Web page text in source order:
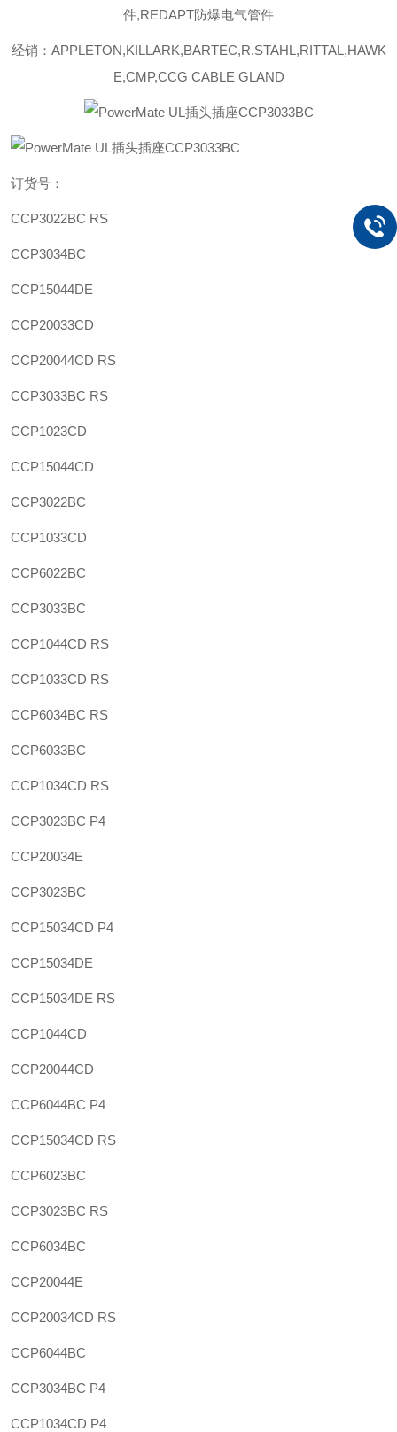
件,REDAPT防爆电气管件
经销：APPLETON,KILLARK,BARTEC,R.STAHL,RITTAL,HAWK
E,CMP,CCG CABLE GLAND
订货号：
CCP3022BC RS
CCP3034BC
CCP15044DE
CCP20033CD
CCP20044CD RS
CCP3033BC RS
CCP1023CD
CCP15044CD
CCP3022BC
CCP1033CD
CCP6022BC
CCP3033BC
CCP1044CD RS
CCP1033CD RS
CCP6034BC RS
CCP6033BC
CCP1034CD RS
CCP3023BC P4
CCP20034E
CCP3023BC
CCP15034CD P4
CCP15034DE
CCP15034DE RS
CCP1044CD
CCP20044CD
CCP6044BC P4
CCP15034CD RS
CCP6023BC
CCP3023BC RS
CCP6034BC
CCP20044E
CCP20034CD RS
CCP6044BC
CCP3034BC P4
CCP1034CD P4